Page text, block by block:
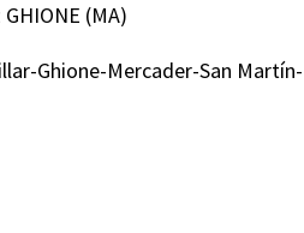
(MA)
Ghione-Mercader-San